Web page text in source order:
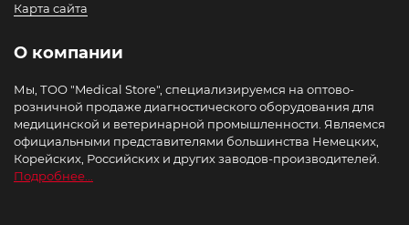
Карта сайта
О компании
Мы, ТОО "Medical Store", специализируемся на оптово-
розничной продаже диагностического оборудования для
медицинской и ветеринарной промышленности. Являемся
официальными представителями большинства Немецких,
Корейских, Российских и других заводов-производителей.
Подробнее...